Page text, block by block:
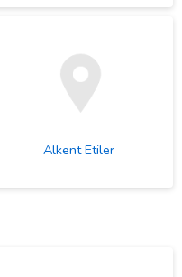
Alkent Etiler